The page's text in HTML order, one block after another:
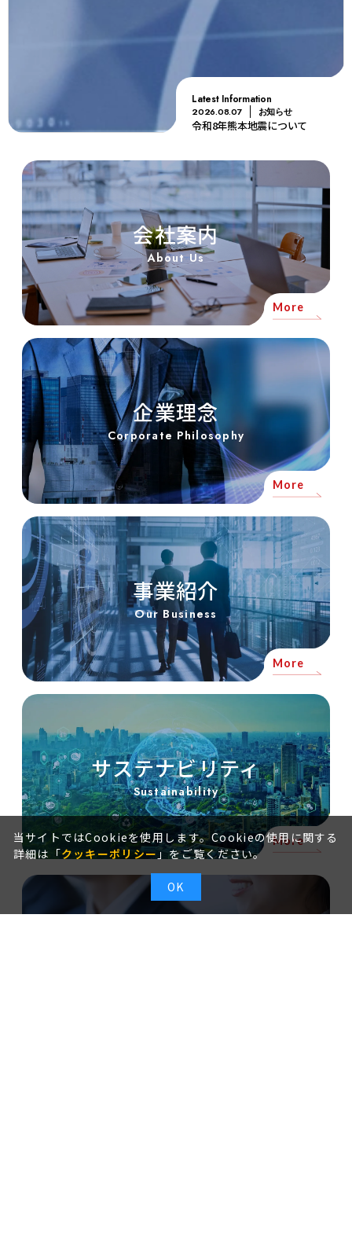
当サイトではCookieを使用します。Cookieの使用に関する
詳細は「クッキーポリシー 」をご覧ください。
OK
Latest Information
2026.08.07 お知らせ
令和8年熊本地震について
会社案内
About Us
More
企業理念
Corporate Philosophy
More
事業紹介
Our Business
More
サステナビリティ
Sustainability
More